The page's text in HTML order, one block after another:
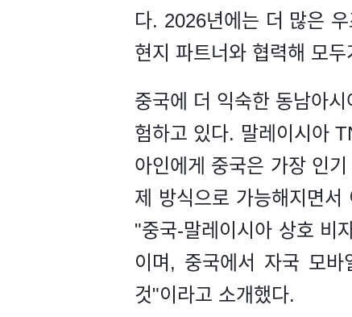
다. 2026년에는 더 많은
현지 파트너와 협력해 모
중국에 더 익숙한 동남아
험하고 있다. 말레이시아
아인에게 중국은 가장 인
제 방식으로 가능해지면
"중국-말레이시아 상호 비
이며, 중국에서 자국 모
것"이라고 소개했다.